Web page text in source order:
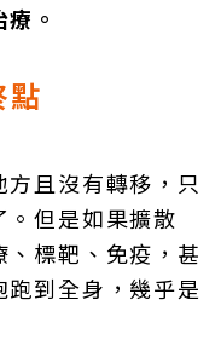
。
點
且沒有轉移，只
但是如果擴散
標靶、免疫，甚
到全身，幾乎是